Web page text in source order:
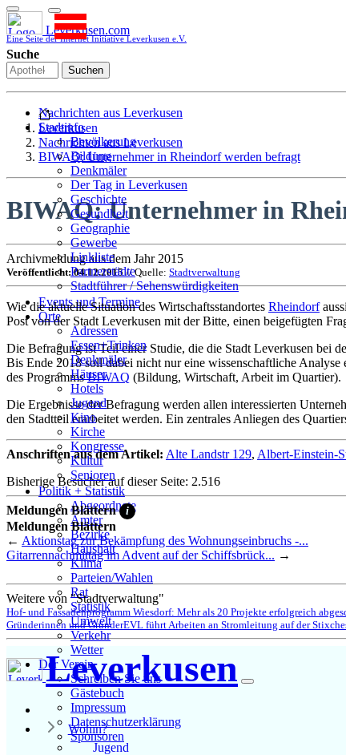
Leverkusen.com
Eine Seite der Internet Initiative Leverkusen e.V.
Suche
Suchen
Nachrichten aus Leverkusen
Stadtinfo
Bevölkerung
Bildung
Denkmäler
Der Tag in Leverkusen
Geschichte
Gesundheit
Geographie
Gewerbe
Linkliste
Partnerstädte
Stadtführer / Sehenswürdigkeiten
Stadtplan
Stadtteile
Sport
Who is who
Wohnen
Events und Termine
Orte
Adressen
Essen+Trinken
Denkmäler
Häuser
Hotels
Jugend
Kino
Kirche
Kongresse
Kultur
Senioren
Stadtführer
Straßen
Politik + Statistik
Abgeordnete
Ämter
Bezirke
Haushalt
Klima
Parteien/Wahlen
Rat
Statistik
Umwelt
Verkehr
Wetter
Der Verein
Schreiben Sie uns
Gästebuch
Impressum
Datenschutzerklärung
Sponsoren
Leverkusen
Nachrichten aus Leverkusen
BIWAQ: Unternehmer in Rheindorf werden befragt
BIWAQ: Unternehmer in
Archivmeldung aus dem Jahr 2015
Veröffentlicht: 04.12.2015// Quelle: Stadtverwaltung
Wie die aktuelle Situation des Wirtschaftsstandortes Rheindorf
Post von der Stadt Leverkusen mit der Bitte, einen beigefügten
Die Befragung ist Teil einer Studie, die die Stadt Leverkusen bei
Bis Ende 2018 soll dabei nicht nur eine wissenschaftliche
des ProgrammsBIWAQ (Bildung, Wirtschaft, Arbeit im Quartier).
Die Ergebnisse der Befragung werden allen interessierten
den Stadtteil erarbeitet werden. Ein zentrales Anliegen des
Anschriften aus dem Artikel: Alte Landstr 129, Albert-Einstein-
Bisherige Besucher auf dieser Seite: 2.516
Meldungen Blättern i
Meldungen Blättern
← Aktionstag zur Bekämpfung des Wohnungseinbruchs -...
Gitarrennachmittag im Advent auf der Schiffsbrück... →
Weitere von "Stadtverwaltung"
Hof- und Fassadenprogramm Wiesdorf: Mehr als 20 Projekte erfolgreich
Gründerinnen und GründerEVL führt Arbeiten an Stromleitung auf der
Leverkusen
Wohin?
Jugend